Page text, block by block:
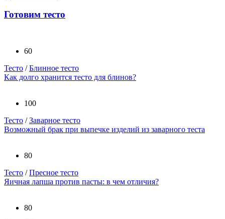
Готовим тесто
60
Тесто /Блинное тесто
Как долго хранится тесто для блинов?
100
Тесто /Заварное тесто
Возможный брак при выпечке изделий из заварного теста
80
Тесто /Пресное тесто
Яичная лапша против пасты: в чем отличия?
80